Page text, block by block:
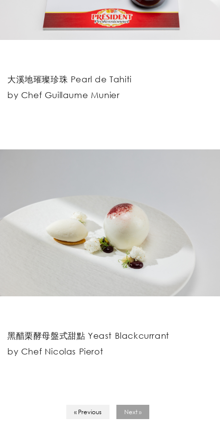
大溪地璀璨珍珠 Pearl de Tahiti
by Chef Guillaume Munier
黑醋栗酵母盤式甜點 Yeast Blackcurrant
by Chef Nicolas Pierot
« Previous Next »